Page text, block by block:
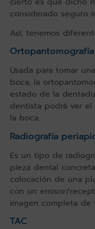
considerado seguro
Así, tenemos
Ortopantomografía
Usada para tomar
boca, la
estado de la
dentista podrá ver
la boca.
Radiografía
Es un tipo de
pieza dental
colocación de una
con un emisor/
imagen completa
TAC